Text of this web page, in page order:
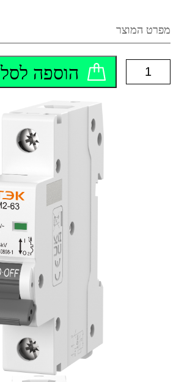
מפרט המוצר
לצפייה במפרט המוצר >>
הוספה לסל